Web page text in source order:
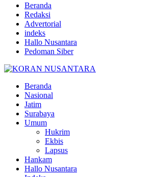
Beranda
Redaksi
Advertorial
indeks
Hallo Nusantara
Pedoman Siber
Beranda
Nasional
Jatim
Surabaya
Umum
Hukrim
Ekbis
Lapsus
Hankam
Hallo Nusantara